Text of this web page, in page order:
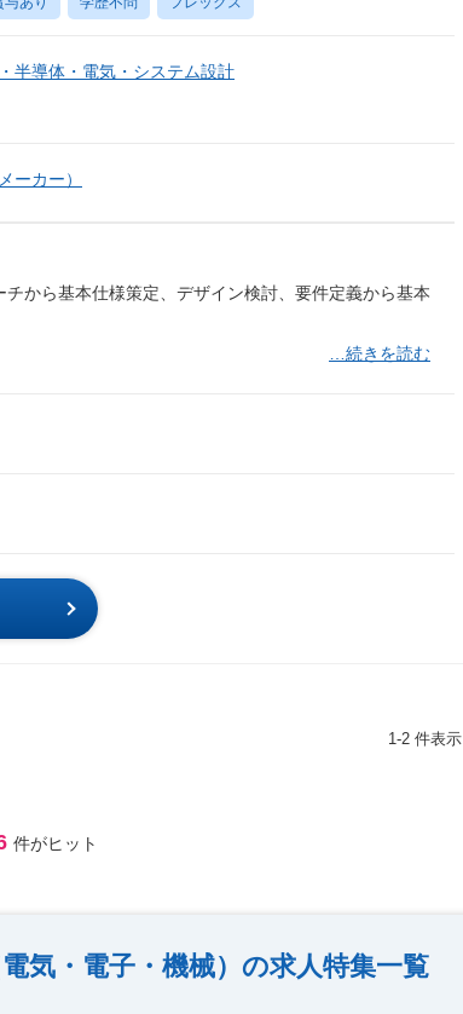
半導体・電気・システム設計
ーカー）
から基本仕様策定、デザイン検討、要件定義から基本
…続きを読む
1-2 件表示
件がヒット
気・電子・機械）の求人特集一覧